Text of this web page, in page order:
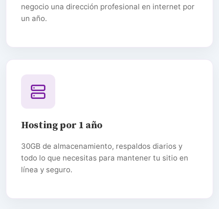
negocio una dirección profesional en internet por
un año.
Hosting por 1 año
30GB de almacenamiento, respaldos diarios y
todo lo que necesitas para mantener tu sitio en
línea y seguro.